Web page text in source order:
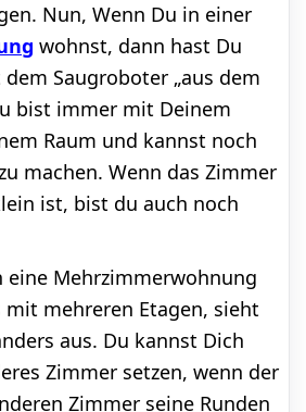
Nun, Wenn Du in einer
wohnst, dann hast Du
Saugroboter „aus dem
bist immer mit Deinem
Raum und kannst noch
machen. Wenn das Zimmer
ist, bist du auch noch
eine Mehrzimmerwohnung
mit mehreren Etagen, sieht
aus. Du kannst Dich
Zimmer setzen, wenn der
Zimmer seine Runden